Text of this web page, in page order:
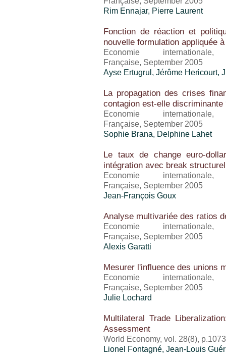
Rim Ennajar, Pierre Laurent
Fonction de réaction et
nouvelle formulation appliquée
Economie
Française, September 2005
Ayse Ertugrul, Jérôme Hericourt,
La propagation des crises
contagion est-elle discriminante
Economie
Française, September 2005
Sophie Brana, Delphine Lahet
Le taux de change euro-
intégration avec break structurel
Economie
Française, September 2005
Jean-François Goux
Analyse multivariée des ratios
Economie
Française, September 2005
Alexis Garatti
Mesurer l'influence des unions
Economie
Française, September 2005
Julie Lochard
Multilateral Trade
Assessment
World Economy, vol. 28(8),
Lionel Fontagné, Jean-Louis